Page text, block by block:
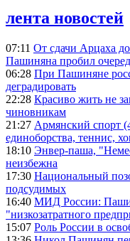
лента новостей
07:11 От сдачи Арцаха
Пашиняна пробил
06:28 При Пашиняне
деградировать
22:28 Красиво жить не
чиновникам
21:27 Армянский спорт
единоборства, теннис,
18:10 Энвер-паша,
неизбежна
17:30 Национальный
подсудимых
16:40 МИД России:
"низкозатратного
15:07 Роль России в